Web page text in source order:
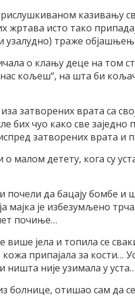
казивању
жртава исто тако
траже
о клању деце на
кољеш“, на шта би
затворених врата са
бих чуо како све
затворених врата и
о малом детету, кога су
да бацају бомбе и
мајка је избезумљено
почиње…
више јела и топила се
припајала за кости…
ништа није узимала у уста…
болнице, отишао сам да